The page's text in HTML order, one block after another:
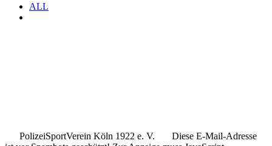
ALL
PolizeiSportVerein Köln 1922 e. V.
Diese E-Mail-Adresse